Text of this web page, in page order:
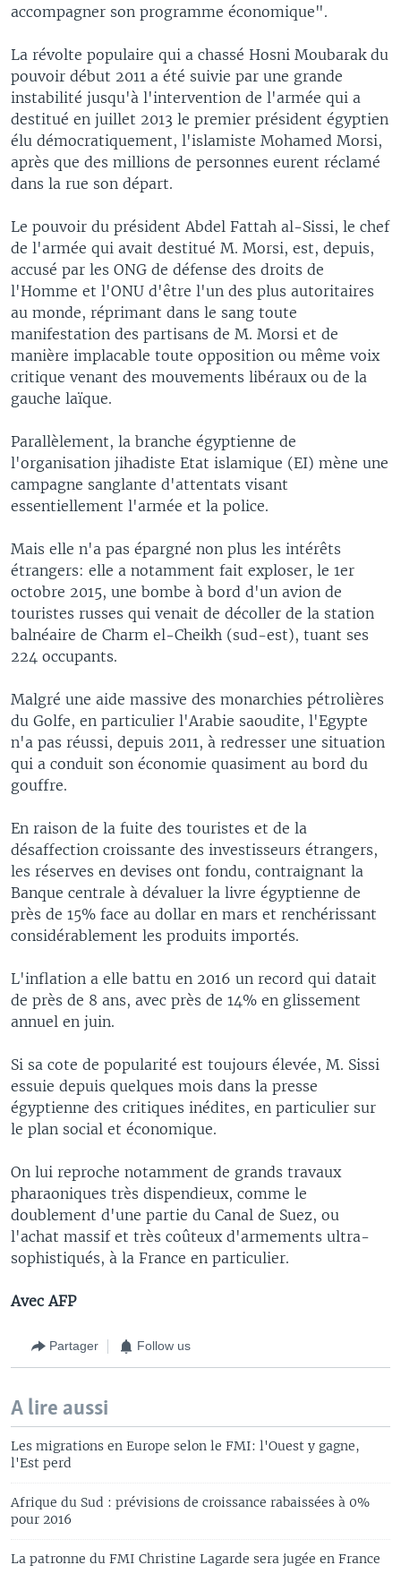
accompagner son programme économique".
La révolte populaire qui a chassé Hosni Moubarak du
pouvoir début 2011 a été suivie par une grande
instabilité jusqu'à l'intervention de l'armée qui a
destitué en juillet 2013 le premier président égyptien
élu démocratiquement, l'islamiste Mohamed Morsi,
après que des millions de personnes eurent réclamé
dans la rue son départ.
Le pouvoir du président Abdel Fattah al-Sissi, le chef
de l'armée qui avait destitué M. Morsi, est, depuis,
accusé par les ONG de défense des droits de
l'Homme et l'ONU d'être l'un des plus autoritaires
au monde, réprimant dans le sang toute
manifestation des partisans de M. Morsi et de
manière implacable toute opposition ou même voix
critique venant des mouvements libéraux ou de la
gauche laïque.
Parallèlement, la branche égyptienne de
l'organisation jihadiste Etat islamique (EI) mène une
campagne sanglante d'attentats visant
essentiellement l'armée et la police.
Mais elle n'a pas épargné non plus les intérêts
étrangers: elle a notamment fait exploser, le 1er
octobre 2015, une bombe à bord d'un avion de
touristes russes qui venait de décoller de la station
balnéaire de Charm el-Cheikh (sud-est), tuant ses
224 occupants.
Malgré une aide massive des monarchies pétrolières
du Golfe, en particulier l'Arabie saoudite, l'Egypte
n'a pas réussi, depuis 2011, à redresser une situation
qui a conduit son économie quasiment au bord du
gouffre.
En raison de la fuite des touristes et de la
désaffection croissante des investisseurs étrangers,
les réserves en devises ont fondu, contraignant la
Banque centrale à dévaluer la livre égyptienne de
près de 15% face au dollar en mars et renchérissant
considérablement les produits importés.
L'inflation a elle battu en 2016 un record qui datait
de près de 8 ans, avec près de 14% en glissement
annuel en juin.
Si sa cote de popularité est toujours élevée, M. Sissi
essuie depuis quelques mois dans la presse
égyptienne des critiques inédites, en particulier sur
le plan social et économique.
On lui reproche notamment de grands travaux
pharaoniques très dispendieux, comme le
doublement d'une partie du Canal de Suez, ou
l'achat massif et très coûteux d'armements ultra-
sophistiqués, à la France en particulier.
Avec AFP
Partager Follow us
A lire aussi
Les migrations en Europe selon le FMI: l'Ouest y gagne,
l'Est perd
Afrique du Sud : prévisions de croissance rabaissées à 0%
pour 2016
La patronne du FMI Christine Lagarde sera jugée en France